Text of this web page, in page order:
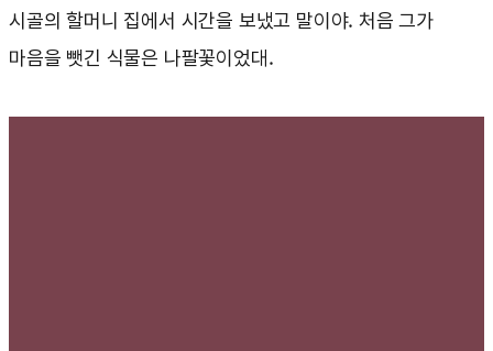
시골의 할머니 집에서 시간을 보냈고 말이야. 처음 그가
마음을 뺏긴 식물은 나팔꽃이었대.